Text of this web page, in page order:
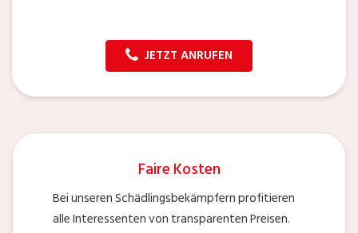
JETZT ANRUFEN
Faire Kosten
Bei unseren Schädlingsbekämpfern profitieren
alle Interessenten von transparenten Preisen.